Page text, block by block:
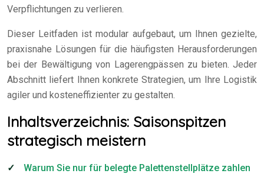
Verpflichtungen zu verlieren.
Dieser Leitfaden ist modular aufgebaut, um Ihnen gezielte,
praxisnahe Lösungen für die häufigsten Herausforderungen
bei der Bewältigung von Lagerengpässen zu bieten. Jeder
Abschnitt liefert Ihnen konkrete Strategien, um Ihre Logistik
agiler und kosteneffizienter zu gestalten.
Inhaltsverzeichnis: Saisonspitzen
strategisch meistern
Warum Sie nur für belegte Palettenstellplätze zahlen